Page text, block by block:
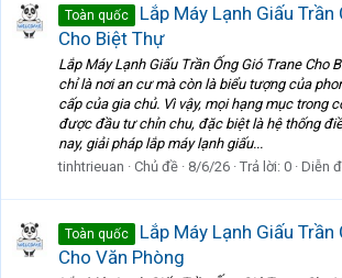
Toàn quốc
Lắp Máy Lạnh Giấu Trần
Cho Biệt Thự
Lắp Máy Lạnh Giấu Trần Ống Gió Trane Cho
chỉ là nơi an cư mà còn là biểu tượng của
cấp của gia chủ. Vì vậy, mọi hạng mục trong
được đầu tư chỉn chu, đặc biệt là hệ thống
nay, giải pháp lắp máy lạnh giấu...
tinhtrieuan
Chủ đề 8/6/26 Trả lời: 0 Diễn
Toàn quốc
Lắp Máy Lạnh Giấu Trần
Cho Văn Phòng